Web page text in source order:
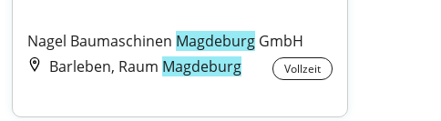
Nagel Baumaschinen Magdeburg GmbH
Barleben, Raum Magdeburg Vollzeit